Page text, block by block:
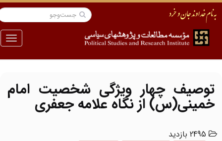
منو
توصیف چهار ویژگی شخصیت امام
خمینی(س) از نگاه علامه جعفری
2495 بازدید